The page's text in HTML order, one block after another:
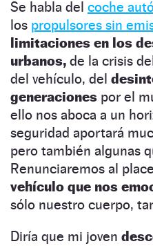
Se habla del coche
los propulsores sin
limitaciones en los
urbanos, de la crisis
del vehículo, del
generaciones por el
ello nos aboca a un
seguridad aportará
pero también algunas
Renunciaremos al
vehículo que nos
sólo nuestro cuerpo,
Diría que mi joven